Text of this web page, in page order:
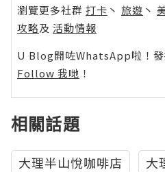
瀏覽更多社群 打卡 丶 旅遊 丶
攻略及 活動情報
U Blog開咗WhatsApp啦！發
Follow 我哋 ！
相關話題
大理半山悅咖啡店 大